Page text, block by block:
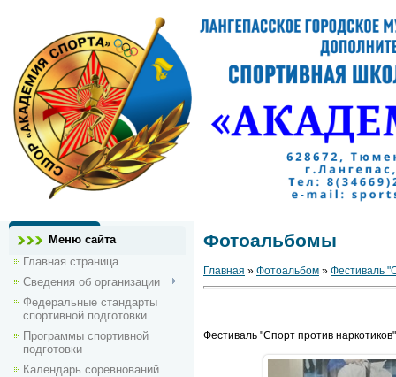
Меню сайта
Главная страница
Сведения об организации
Федеральные стандарты
спортивной подготовки
Программы спортивной
подготовки
Календарь соревнований
Фотоальбомы
Главная » Фотоальбом » Фестиваль
Фестиваль "Спорт против наркотиков"